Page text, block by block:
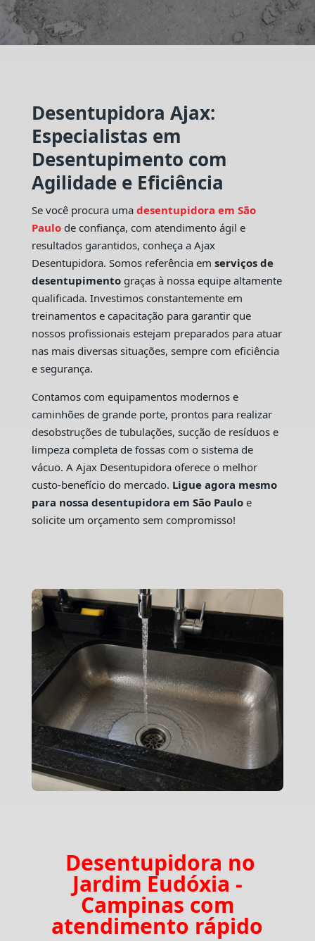
Desentupidora Ajax:
Especialistas em
Desentupimento com
Agilidade e Eficiência
Se você procura uma desentupidora em São
Paulo de confiança, com atendimento ágil e
resultados garantidos, conheça a Ajax
Desentupidora. Somos referência em serviços de
desentupimentograças à nossa equipe altamente
qualificada. Investimos constantemente em
treinamentos e capacitação para garantir que
nossos profissionais estejam preparados para atuar
nas mais diversas situações, sempre com eficiência
e segurança.
Contamos com equipamentos modernos e
caminhões de grande porte, prontos para realizar
desobstruções de tubulações, sucção de resíduos e
limpeza completa de fossas com o sistema de
vácuo. A Ajax Desentupidora oferece o melhor
custo-benefício do mercado. Ligue agora mesmo
para nossa desentupidora em São Pauloe
solicite um orçamento sem compromisso!
Desentupidora no
Jardim Eudóxia -
Campinas com
atendimento rápido